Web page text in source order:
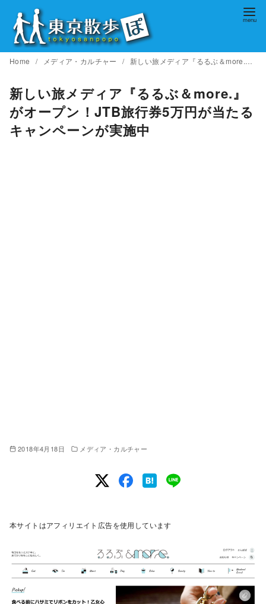
ンHome メディア・カルチャー 新しい旅メディア『るるぶ＆more.』がオープン！JTB旅行券5万円が当たるキャンペーンが実施中
新しい旅メディア『るるぶ＆more.』
がオープン！JTB旅行券5万円が当たる
キャンペーンが実施中
2018年4月18日 メディア・カルチャー
本サイトはアフィリエイト広告を使用しています